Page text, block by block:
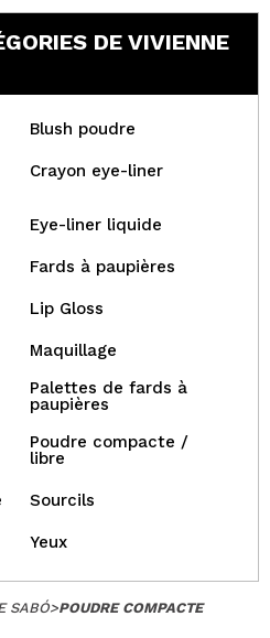
DE VIVIENNE
Blush poudre
Crayon eye-liner
Eye-liner liquide
Fards à paupières
Lip Gloss
Maquillage
Palettes de fards à
paupières
Poudre compacte /
libre
Sourcils
Yeux
SABÓ>POUDRE COMPACTE